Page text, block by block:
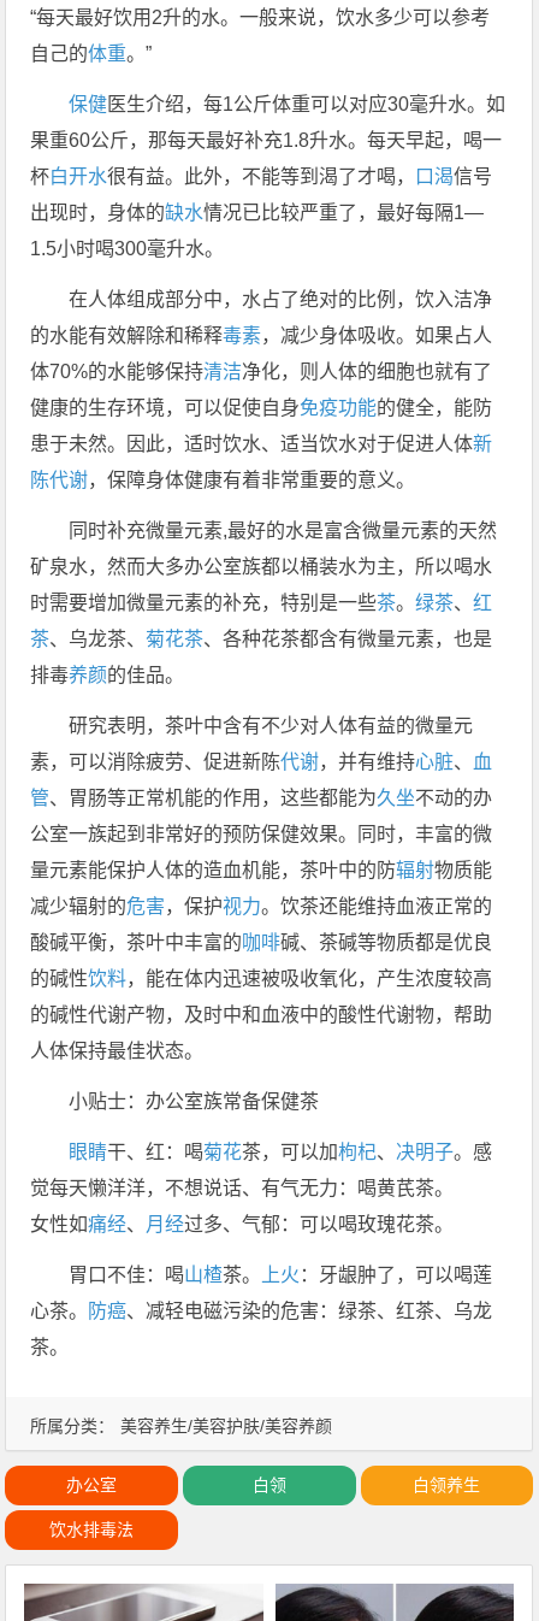
所属分类： 美容养生/美容护肤/美容养颜
“每天最好饮用2升的水。一般来说，饮水多少可以参考
自己的体重。”
保健医生介绍，每1公斤体重可以对应30毫升水。如
果重60公斤，那每天最好补充1.8升水。每天早起，喝一
杯白开水很有益。此外，不能等到渴了才喝， 口渴信号
出现时，身体的缺水情况已比较严重了，最好每隔1—
1.5小时喝300毫升水。
在人体组成部分中，水占了绝对的比例，饮入洁净
的水能有效解除和稀释毒素，减少身体吸收。如果占人
体70%的水能够保持清洁净化，则人体的细胞也就有了
健康的生存环境，可以促使自身免疫功能的健全，能防
患于未然。因此，适时饮水、适当饮水对于促进人体新
陈代谢，保障身体健康有着非常重要的意义。
同时补充微量元素,最好的水是富含微量元素的天然
矿泉水，然而大多办公室族都以桶装水为主，所以喝水
时需要增加微量元素的补充，特别是一些茶。绿茶、红
茶、乌龙茶、菊花茶、各种花茶都含有微量元素，也是
排毒养颜的佳品。
研究表明，茶叶中含有不少对人体有益的微量元
素，可以消除疲劳、促进新陈代谢，并有维持心脏、 血
管、胃肠等正常机能的作用，这些都能为久坐不动的办
公室一族起到非常好的预防保健效果。同时，丰富的微
量元素能保护人体的造血机能，茶叶中的防辐射物质能
减少辐射的危害，保护视力。饮茶还能维持血液正常的
酸碱平衡，茶叶中丰富的咖啡碱、茶碱等物质都是优良
的碱性饮料，能在体内迅速被吸收氧化，产生浓度较高
的碱性代谢产物，及时中和血液中的酸性代谢物，帮助
人体保持最佳状态。
小贴士：办公室族常备保健茶
眼睛干、红：喝菊花茶，可以加枸杞、 决明子。感
觉每天懒洋洋，不想说话、有气无力：喝黄芪茶。
女性如痛经、 月经过多、气郁：可以喝玫瑰花茶。
胃口不佳：喝山楂茶。 上火 ：牙龈肿了，可以喝莲
心茶。
防癌、减轻电磁污染的危害：绿茶、红茶、乌龙
茶。
办公室 白领 白领养生
饮水排毒法